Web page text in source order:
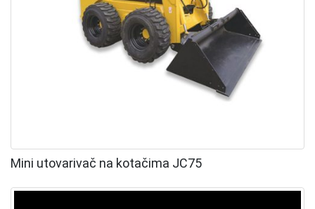
Mini utovarivač na kotačima JC75